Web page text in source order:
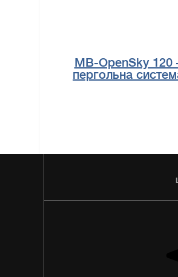
MB-OpenSky 120
пергольна